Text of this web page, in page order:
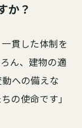
か？
貫した体制を
ん、建物の適
への備えな
の使命です」